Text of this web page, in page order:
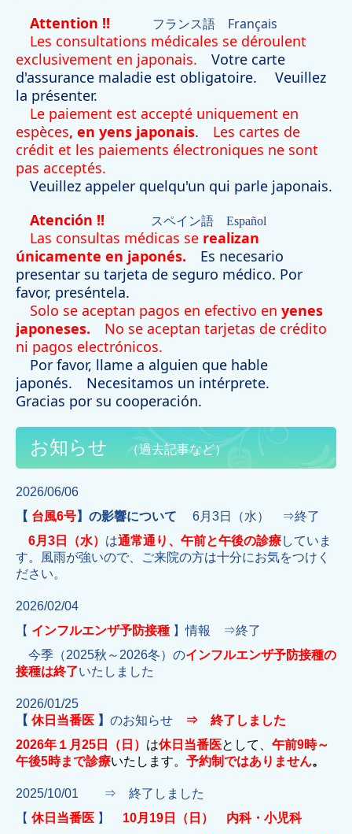
Attention !!
フランス語 Français
Les consultations médicales se déroulent
exclusivement en japonais. Votre carte
d'assurance maladie est obligatoire.
Veuillez
la présenter.
Le paiement est accepté uniquement en
espèces, en yens japonais. Les cartes de
crédit et les paiements électroniques ne sont
pas acceptés.
Veuillez appeler quelqu'un qui parle japonais.
Atención !!
スペイン語 Español
Las consultas médicas se realizan
únicamente en japonés.
Es necesario
presentar su tarjeta de seguro médico. Por
favor, preséntela.
Solo se aceptan pagos en efectivo en yenes
japoneses.
No se aceptan tarjetas de crédito
ni pagos electrónicos.
Por favor, llame a alguien que hable
japonés. Necesitamos un intérprete.
Gracias por su cooperación.
お知らせ （過去記事など）
2026/06/06
【 台風6号】 の影響について 6月3日（水） ⇒終了
6月3日（水） は通常通り、午前と午後の診療していま
す。風雨が強いので、ご来院の方は十分にお気をつけく
ださい。
2026/02/04
【 インフルエンザ予防接種 】情報 ⇒終了
今季（2025秋～2026冬）のインフルエンザ予防接種の
接種は終了いたしました
2026/01/25
【 休日当番医 】 のお知らせ
⇒ 終了しました
2026年１月25日（日） は休日当番医として、 午前9時～
午後5時まで診療いたします。 予約制ではありません。
2025/10/01 ⇒ 終了しました
【 休日当番医 】 10月19日（日） 内科・小児科